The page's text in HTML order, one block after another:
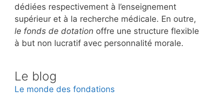
dédiées respectivement à l’enseignement
supérieur et à la recherche médicale. En outre,
le fonds de dotation offre une structure flexible
à but non lucratif avec personnalité morale.
Le blog
Le monde des fondations